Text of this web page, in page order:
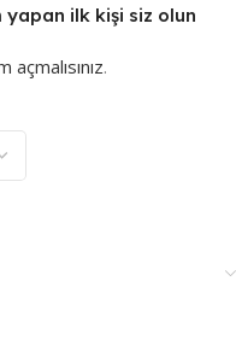
ilk kişi siz olun
açmalısınız.